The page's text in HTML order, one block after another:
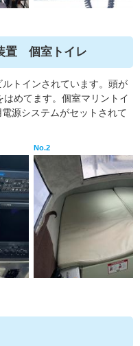
置 個室トイレ
トインされています。頭が
めてます。個室マリントイ
源システムがセットされて
No.2